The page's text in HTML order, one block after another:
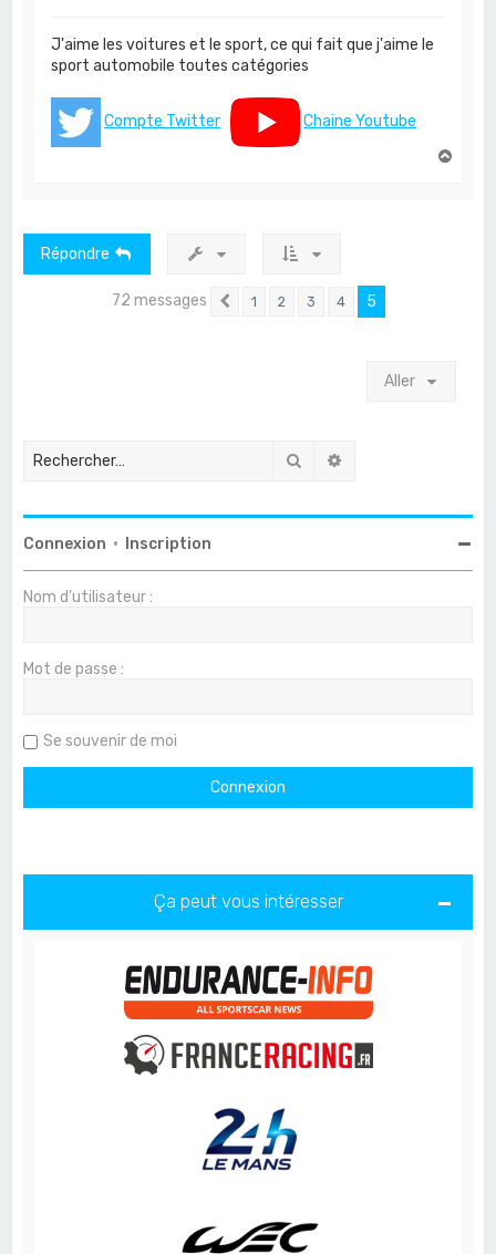
J'aime les voitures et le sport, ce qui fait que j'aime le
sport automobile toutes catégories
Compte Twitter
Chaine Youtube
Répondre
72 messages Précédent
1 2 3 4 5
Aller
Rechercher
Connexion • Inscription
Nom d’utilisateur :
Mot de passe :
Se souvenir de moi
Ça peut vous intéresser